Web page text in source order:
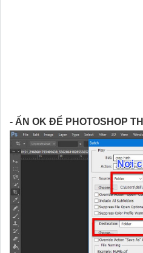
- ẤN OK ĐỂ PHOTOSHOP